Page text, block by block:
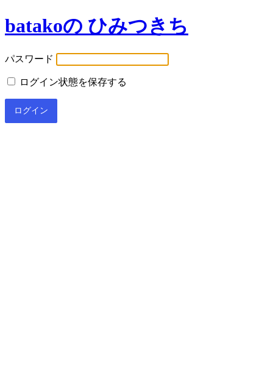
batakoの ひみつきち
パスワード
ログイン状態を保存する